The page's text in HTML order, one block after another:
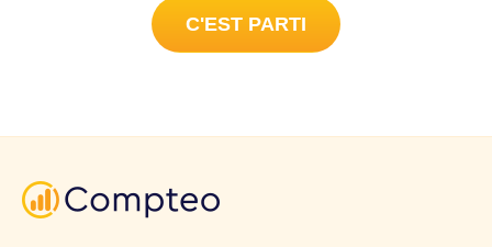
C'EST PARTI